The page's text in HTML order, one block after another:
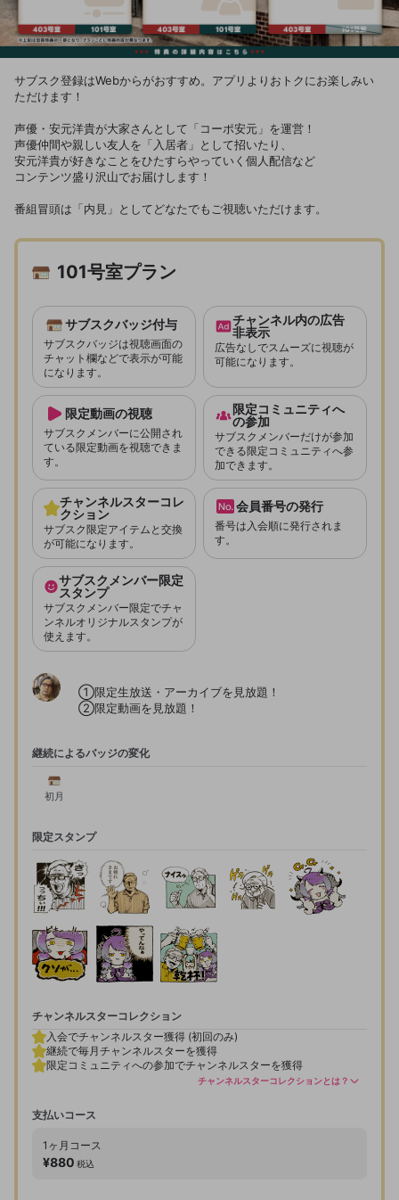
サブスク登録はWebからがおすすめ。アプリよりおトクにお楽しみい
ただけます！
声優・安元洋貴が大家さんとして「コーポ安元」を運営！
声優仲間や親しい友人を「入居者」として招いたり、
安元洋貴が好きなことをひたすらやっていく個人配信など
コンテンツ盛り沢山でお届けします！
番組冒頭は「内見」としてどなたでもご視聴いただけます。
101号室プラン
サブスクバッジ付与
サブスクバッジは視聴画面の
チャット欄などで表示が可能
になります。
チャンネル内の広告
非表示
広告なしでスムーズに視聴が
可能になります。
限定動画の視聴
サブスクメンバーに公開され
ている限定動画を視聴できま
す。
限定コミュニティへ
の参加
サブスクメンバーだけが参加
できる限定コミュニティへ参
加できます。
チャンネルスターコレ
クション
サブスク限定アイテムと交換
が可能になります。
会員番号の発行
番号は入会順に発行されま
す。
サブスクメンバー限定
スタンプ
サブスクメンバー限定でチャ
ンネルオリジナルスタンプが
使えます。
①限定生放送・アーカイブを見放題！
②限定動画を見放題！
継続によるバッジの変化
初月
限定スタンプ
チャンネルスターコレクション
入会でチャンネルスター獲得 (初回のみ)
継続で毎月チャンネルスターを獲得
限定コミュニティへの参加でチャンネルスターを獲得
チャンネルスターコレクションとは？
支払いコース
1ヶ月 コース
¥880 税込
サブスクトライアルで入会します。以下の内容を確